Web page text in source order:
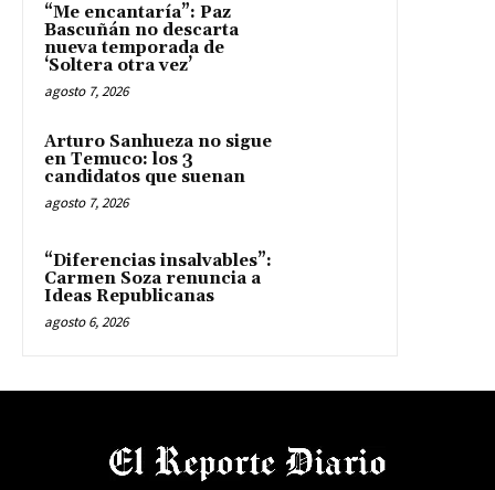
“Me encantaría”: Paz
Bascuñán no descarta
nueva temporada de
‘Soltera otra vez’
agosto 7, 2026
Arturo Sanhueza no sigue
en Temuco: los 3
candidatos que suenan
agosto 7, 2026
“Diferencias insalvables”:
Carmen Soza renuncia a
Ideas Republicanas
agosto 6, 2026